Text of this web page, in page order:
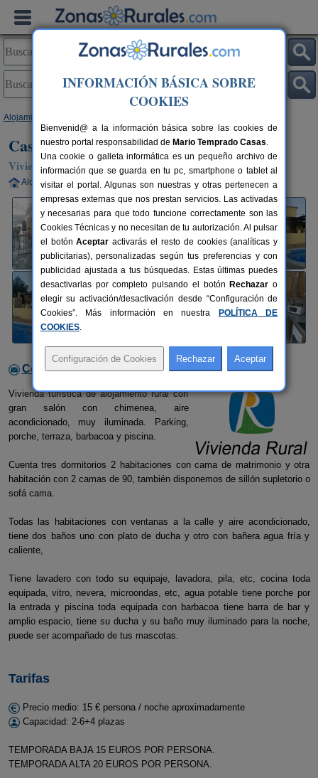
Alojamientos
Casa Juan
Vivienda turística en Jauja / Lucena (Córdoba)
Alquiler completo 2-6+4 plazas 80 km de Córdoba
Contactar con el alojamiento
Vivienda turística de alojamiento rural con
gran salón con chimenea, aire
acondicionado, muy iluminada. Parking,
porche, terraza, barbacoa y piscina.
Cuenta tres dormitorios 2 habitaciones con cama de matrimonio y otra
habitación con 2 camas de 90, también disponemos de sillón supletorio o
sofá cama.
Todas las habitaciones con ventanas a la calle y aire acondicionado,
tiene dos baños uno con plato de ducha y otro con bañera agua fría y
caliente,
Tiene lavadero con todo su equipaje, lavadora, pila, etc, cocina toda
equipada, vitro, nevera, microondas, etc, agua potable tiene porche por
la entrada y piscina toda equipada con barbacoa tiene barra de bar y
amplio espacio, tiene su ducha y su baño muy iluminado para la noche,
puede ser acompañado de tus mascotas.
Tarifas
Precio medio: 15 € persona / noche aproximadamente
Capacidad: 2-6+4 plazas
TEMPORADA BAJA 15 EUROS POR PERSONA.
TEMPORADA ALTA 20 EUROS POR PERSONA.
INFORMACIÓN BÁSICA SOBRE
COOKIES
Bienvenid@ a la información básica sobre las cookies de
nuestro portal responsabilidad de Mario Temprado Casas.
Una cookie o galleta informática es un pequeño archivo de
información que se guarda en tu pc, smartphone o tablet al
visitar el portal. Algunas son nuestras y otras pertenecen a
empresas externas que nos prestan servicios. Las activadas
y necesarias para que todo funcione correctamente son las
Cookies Técnicas y no necesitan de tu autorización. Al pulsar
el botónAceptar activarás el resto de cookies (analíticas y
publicitarias), personalizadas según tus preferencias y con
publicidad ajustada a tus búsquedas. Estas últimas puedes
desactivarlas por completo pulsando el botón Rechazar o
elegir su activación/desactivación desde “Configuración de
Cookies”. Más información en nuestra
POLÍTICA DE
COOKIES.